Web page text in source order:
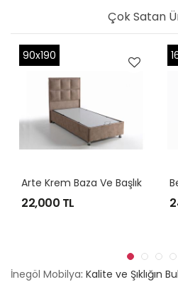
Çok Satan
90x190
Arte Krem Baza Ve Başlık
22,000 TL
İnegöl Mobilya: Kalite ve Şıklığın